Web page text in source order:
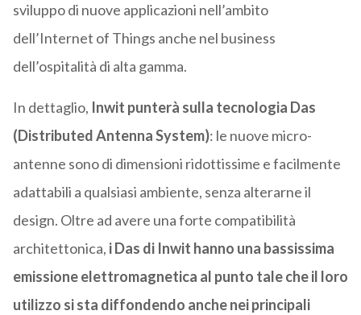
sviluppo di nuove applicazioni nell’ambito
dell’Internet of Things anche nel business
dell’ospitalità di alta gamma.
In dettaglio, Inwit punterà sulla tecnologia Das
(Distributed Antenna System): le nuove micro-
antenne sono di dimensioni ridottissime e facilmente
adattabili a qualsiasi ambiente, senza alterarne il
design. Oltre ad avere una forte compatibilità
architettonica, i Das di Inwit hanno una bassissima
emissione elettromagnetica al punto tale che il loro
utilizzo si sta diffondendo anche nei principali